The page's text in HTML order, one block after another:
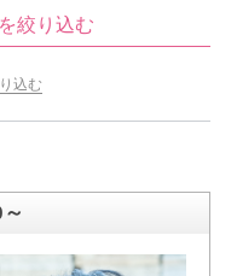
報を配信中！
から
絞り込む
込む